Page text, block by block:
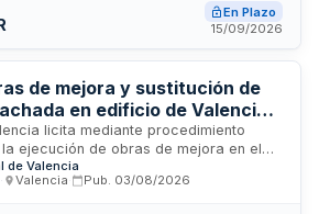
del aire, así como adecuación
su nuevo uso educativo y
con ejecución coordinada de obra
En Plazo
15/09/2026
de mejora y sustitución de
en edificio de Valencia -
licita mediante procedimiento
ejecución de obras de mejora en el
de Moncada, 9 de Valencia. El
sustitución integral de la carpintería
de Valencia
Valencia Pub. 03/08/2026